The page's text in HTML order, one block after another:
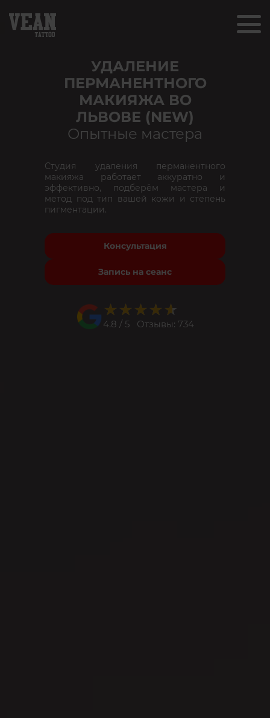
УДАЛЕНИЕ
ПЕРМАНЕНТНОГО
МАКИЯЖА ВО
ЛЬВОВЕ (NEW)
Опытные мастера
Студия удаления перманентного
макияжа работает аккуратно и
эффективно, подберём мастера и
метод под тип вашей кожи и степень
пигментации.
Консультация
Запись на сеанс
★★★★★
★★★★★
4.8 / 5 Отзывы: 734